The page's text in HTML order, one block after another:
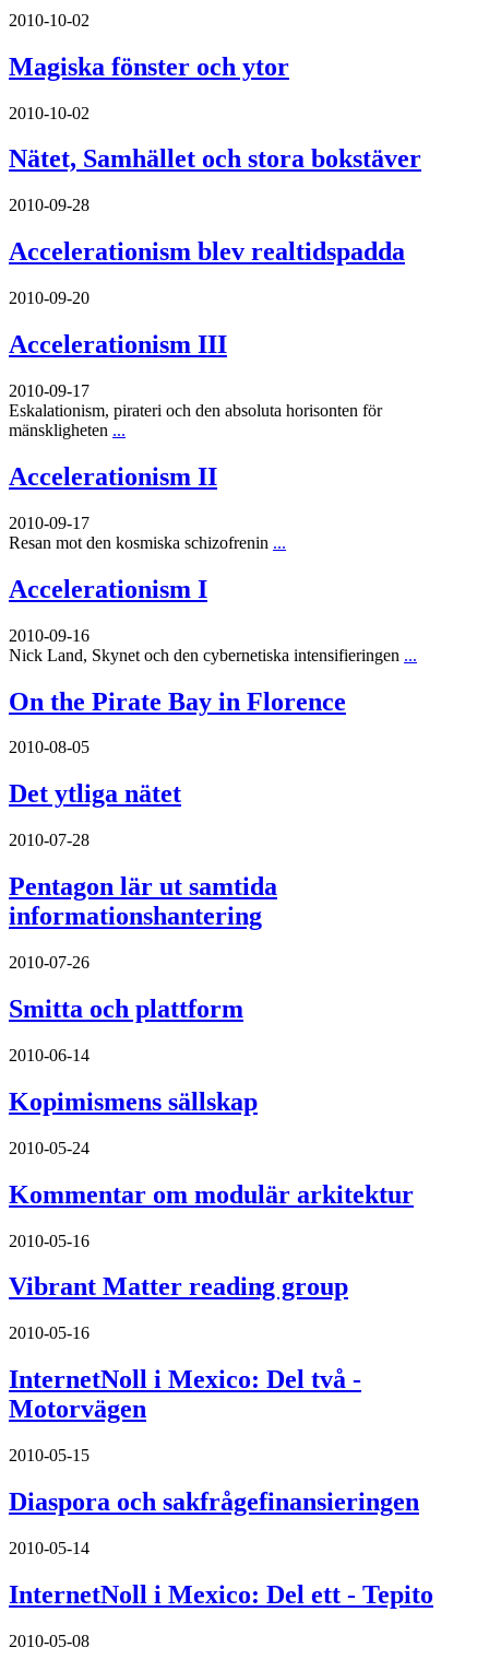
2010-10-02
Magiska fönster och ytor
2010-10-02
Nätet, Samhället och stora bokstäver
2010-09-28
Accelerationism blev realtidspadda
2010-09-20
Accelerationism III
2010-09-17
Eskalationism, pirateri och den absoluta horisonten för
mänskligheten ...
Accelerationism II
2010-09-17
Resan mot den kosmiska schizofrenin ...
Accelerationism I
2010-09-16
Nick Land, Skynet och den cybernetiska intensifieringen ...
On the Pirate Bay in Florence
2010-08-05
Det ytliga nätet
2010-07-28
Pentagon lär ut samtida
informationshantering
2010-07-26
Smitta och plattform
2010-06-14
Kopimismens sällskap
2010-05-24
Kommentar om modulär arkitektur
2010-05-16
Vibrant Matter reading group
2010-05-16
InternetNoll i Mexico: Del två -
Motorvägen
2010-05-15
Diaspora och sakfrågefinansieringen
2010-05-14
InternetNoll i Mexico: Del ett - Tepito
2010-05-08